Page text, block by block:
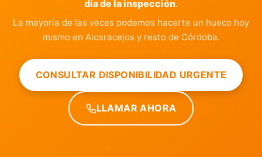
día de la inspección.
La mayoría de las veces podemos hacerte un hueco hoy
mismo en Alcaracejos y resto de Córdoba.
CONSULTAR DISPONIBILIDAD URGENTE
LLAMAR AHORA